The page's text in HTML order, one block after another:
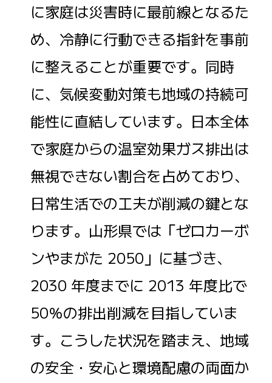
に家庭は災害時に最前線となるた
め、冷静に行動できる指針を事前
に整えることが重要です。同時
に、気候変動対策も地域の持続可
能性に直結しています。日本全体
で家庭からの温室効果ガス排出は
無視できない割合を占めており、
日常生活での工夫が削減の鍵とな
ります。山形県では「ゼロカーボ
ンやまがた 2050」に基づき、
2030 年度までに 2013 年度比で
50％の排出削減を目指していま
す。こうした状況を踏まえ、地域
の安全・安心と環境配慮の両面か